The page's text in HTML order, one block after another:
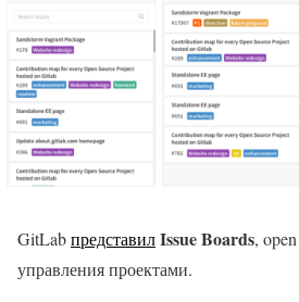
GitLabпредставилIssue Boards,
управления проектами.